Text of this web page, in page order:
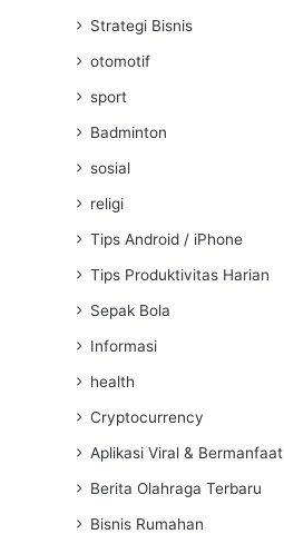
Strategi Bisnis
otomotif
sport
Badminton
sosial
religi
Tips Android / iPhone
Tips Produktivitas Harian
Sepak Bola
Informasi
health
Cryptocurrency
Aplikasi Viral & Bermanfaat
Berita Olahraga Terbaru
Bisnis Rumahan